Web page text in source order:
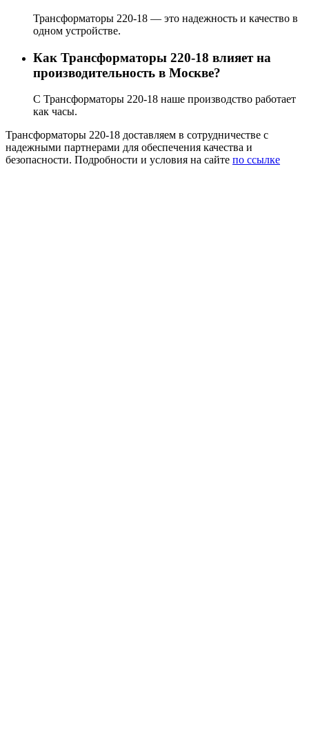
Трансформаторы 220-18 — это надежность и качество в
одном устройстве.
Как Трансформаторы 220-18 влияет на
производительность в Москве?
С Трансформаторы 220-18 наше производство работает
как часы.
Трансформаторы 220-18 доставляем в сотрудничестве с
надежными партнерами для обеспечения качества и
безопасности. Подробности и условия на сайте по ссылке